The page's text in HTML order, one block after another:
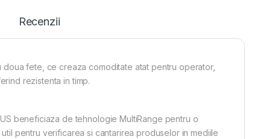
Recenzii
doua fete, ce creaza comoditate atat pentru operator,
rezistenta in timp.
beneficiaza de tehnologie MultiRange pentru o
pentru verificarea si cantarirea produselor in mediile